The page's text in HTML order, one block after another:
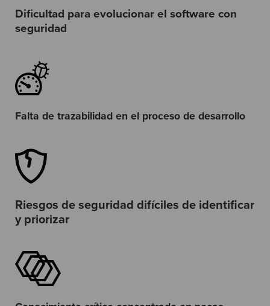
Dificultad para evolucionar el software con
seguridad
Falta de trazabilidad en el proceso de desarrollo
Riesgos de seguridad difíciles de identificar
y priorizar